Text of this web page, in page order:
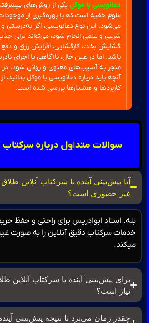
دعانویسی با موکلیکی از روش‌های پیشرفته و
علوم خفیه است که با بهره‌گیری از موجودات موکل
می‌شود. این نوع دعانویسی، اگر به‌درستی و با
شرعی و علمی انجام شود، می‌تواند برای جذب
گشایش بخت، کارگشایی، افزایش رزق و دفع سحر
باشد. اما در عین حال، ناآگاهی یا اجرای نادرست
منجر به آسیب‌های معنوی و روانی شود. در این
آنچه باید درباره دعانویسی با موکل بدانید، از مبانی
کاربردها و هشدارها بررسی شده است.
سوالات متداول درباره سرکتاب
آیا پیش‌بینی آینده با سرکتاب آنلاین طلاق
غیر حضوری است؟
استاد ابوادریس برای راحتی و حفظ حریم
سرکتاب دقیق آنلاین را به صورت غیر
برای پیش‌بینی آینده با سرکتاب آنلاین طلاق
نیاز است؟
چقدر زمان می‌برد تا نتیجه پیش‌بینی آینده با